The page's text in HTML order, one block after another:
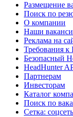
Размещение
Поиск по
О компании
Наши
Реклама на
Требования
Безопасный
HeadHunter
Партнерам
Инвесторам
Каталог
Поиск по
Сетка: